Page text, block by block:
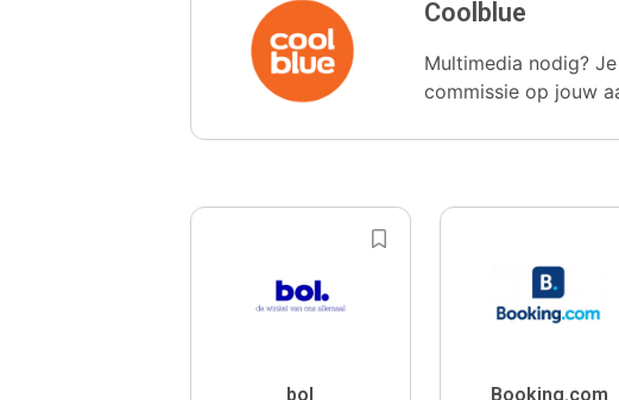
Coolblue
Multimedia nodig?
commissie op jouw
bol Booking.com